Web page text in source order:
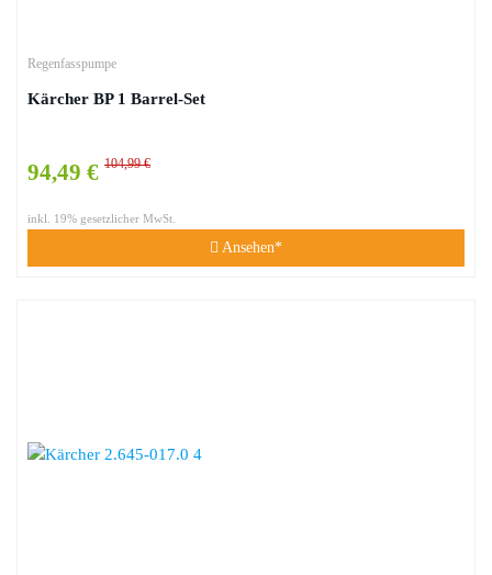
Regenfasspumpe
Kärcher BP 1 Barrel-Set
94,49 € 104,99 €
inkl. 19% gesetzlicher MwSt.
Ansehen*